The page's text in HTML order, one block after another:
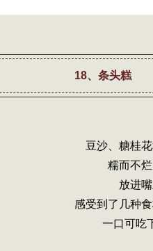
18、条头糕
豆沙、糖桂
糯而不
放进
感受到了几种
一口可吃